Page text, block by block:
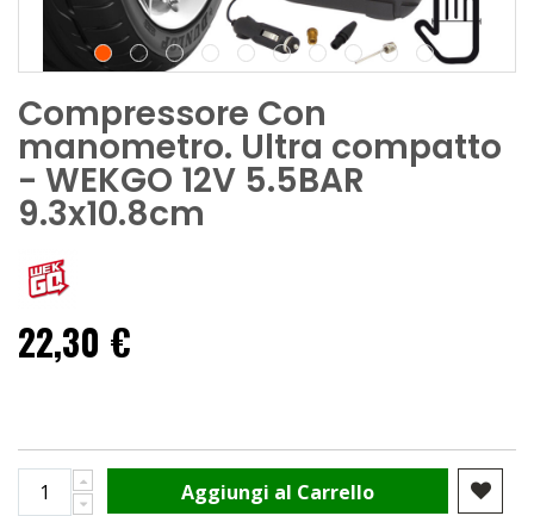
Compressore Con
manometro. Ultra compatto
- WEKGO 12V 5.5BAR
9.3x10.8cm
22,30 €
Aggiungi al Carrello